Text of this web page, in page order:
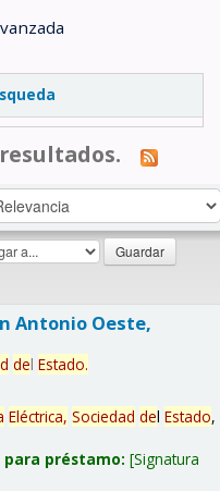
Antonio Oeste,
del Estado.
Eléctrica, Sociedad del Estado,
préstamo: Signatura